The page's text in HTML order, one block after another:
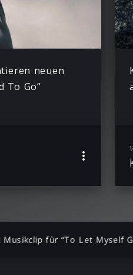
neuen
To Go”
für “To Let Myself